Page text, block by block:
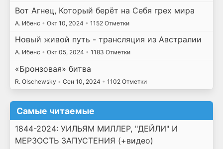
Вот Агнец, Который берёт на Себя грех мира
А. Ибенс • Окт 10, 2024 • 1152 Отметки
Новый живой путь - трансляция из Австралии
А. Ибенс • Окт 05, 2024 • 1183 Отметки
«Бронзовая» битва
R. Olschewsky • Сен 10, 2024 • 1102 Отметки
Самые читаемые
1844-2024: УИЛЬЯМ МИЛЛЕР, "ДЕЙЛИ" И
МЕРЗОСТЬ ЗАПУСТЕНИЯ (+видео)